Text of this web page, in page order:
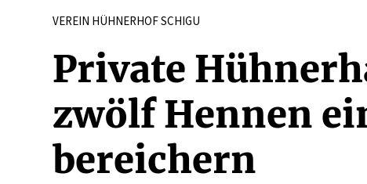
VEREIN HÜHNERHOF SCHIGU
Private
zwölf Hennen
berei­chern